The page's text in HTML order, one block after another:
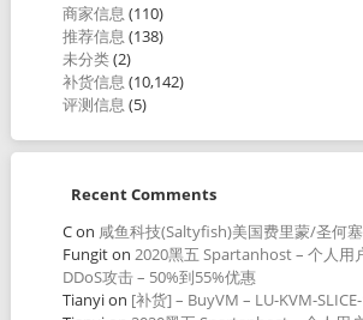
商家信息 (110)
推荐信息 (138)
未分类(2)
补货信息 (10,142)
评测信息 (5)
Recent Comments
Con 咸鱼科技(Saltyfish)美国费里蒙/圣何
Fungiton 2020黑五 Spartanhost – 个人用
DDoS攻击 – 50%到55%优惠
Tianyion [补货] – BuyVM – LU-KVM-